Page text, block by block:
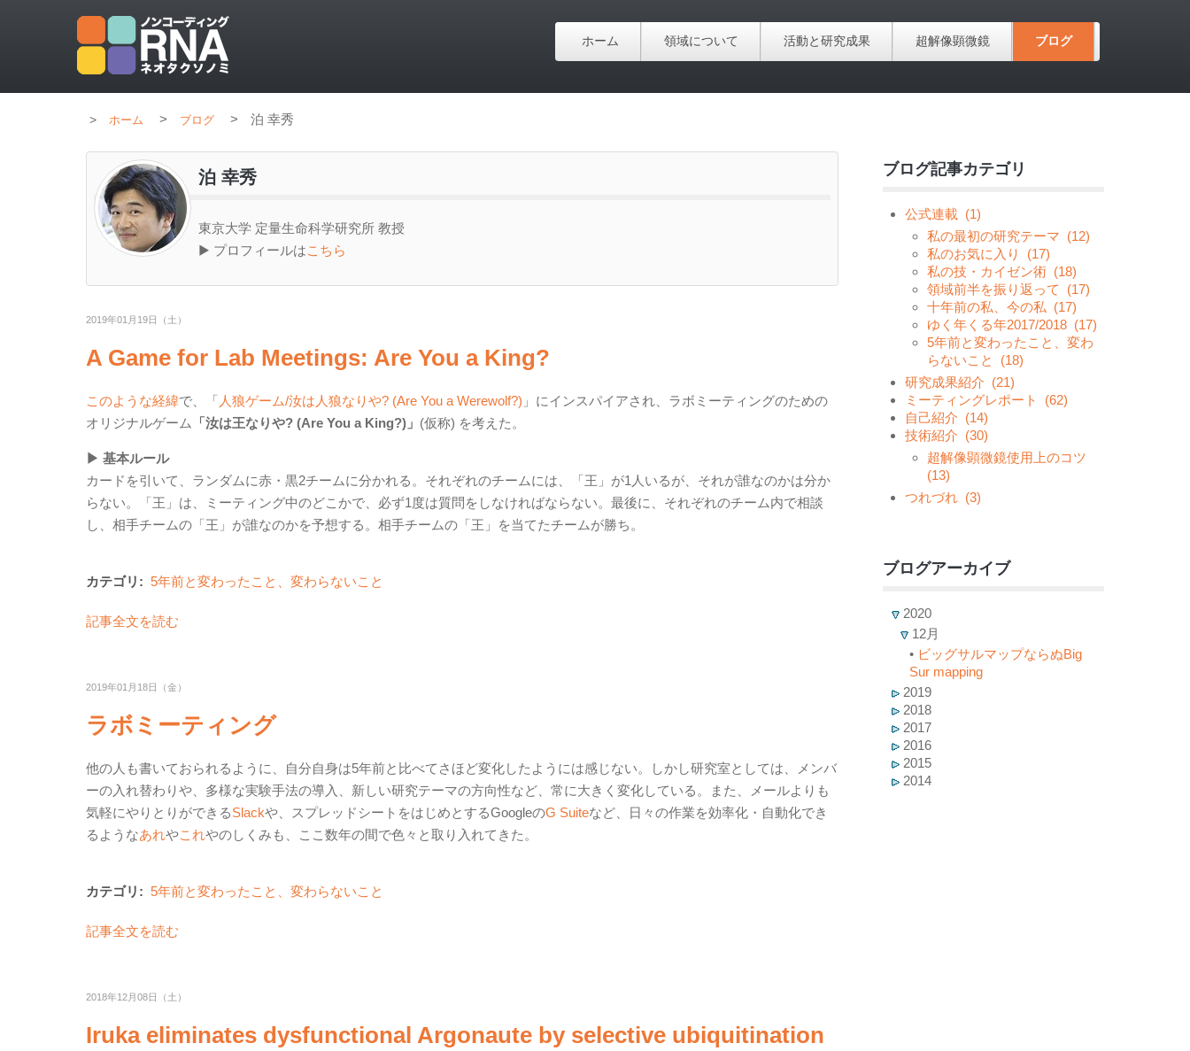
ホーム 領域について 活動と研究成果 超解像顕微鏡 ブログ
ホーム > ブログ > 泊 幸秀
泊 幸秀
東京大学 定量生命科学研究所 教授
▶ プロフィールはこちら
2019年01月19日（土）
A Game for Lab Meetings: Are You a King?
このような経緯で、「 人狼ゲーム/汝は人狼なりや? (Are You a Werewolf?) 」にインスパイアされ、ラボミーティングのための
オリジナルゲーム
「汝は王なりや? (Are You a King?)」 (仮称) を考えた。
▶ 基本ルール
カードを引いて、ランダムに赤・黒2チームに分かれる。それぞれのチームには、「王」が1人いるが、それが誰なのかは分か
らない。「王」は、ミーティング中のどこかで、必ず1度は質問をしなければならない。最後に、それぞれのチーム内で相談
し、相手チームの「王」が誰なのかを予想する。相手チームの「王」を当てたチームが勝ち。
カテゴリ: 5年前と変わったこと、変わらないこと
記事全文を読む
2019年01月18日（金）
ラボミーティング
他の人も書いておられるように、自分自身は5年前と比べてさほど変化したようには感じない。しかし研究室としては、メンバ
ーの入れ替わりや、多様な実験手法の導入、新しい研究テーマの方向性など、常に大きく変化している。また、メールよりも
気軽にやりとりができるSlackや、スプレッドシートをはじめとするGoogleのG Suiteなど、日々の作業を効率化・自動化でき
るようなあれやこれやのしくみも、ここ数年の間で色々と取り入れてきた。
カテゴリ: 5年前と変わったこと、変わらないこと
記事全文を読む
2018年12月08日（土）
Iruka eliminates dysfunctional Argonaute by selective ubiquitination
ブログ記事カテゴリ
公式連載 (1)
私の最初の研究テーマ (12)
私のお気に入り
(17)
私の技・カイゼン術 (18)
領域前半を振り返って
(17)
十年前の私、今の私 (17)
ゆく年くる年2017/2018 (17)
5年前と変わったこと、変わ
らないこと
(18)
研究成果紹介 (21)
ミーティングレポート
(62)
自己紹介 (14)
技術紹介 (30)
超解像顕微鏡使用上のコツ
(13)
つれづれ (3)
ブログアーカイブ
2020
12月
• ビッグサルマップならぬBig
Sur mapping
2019
2018
2017
2016
2015
2014